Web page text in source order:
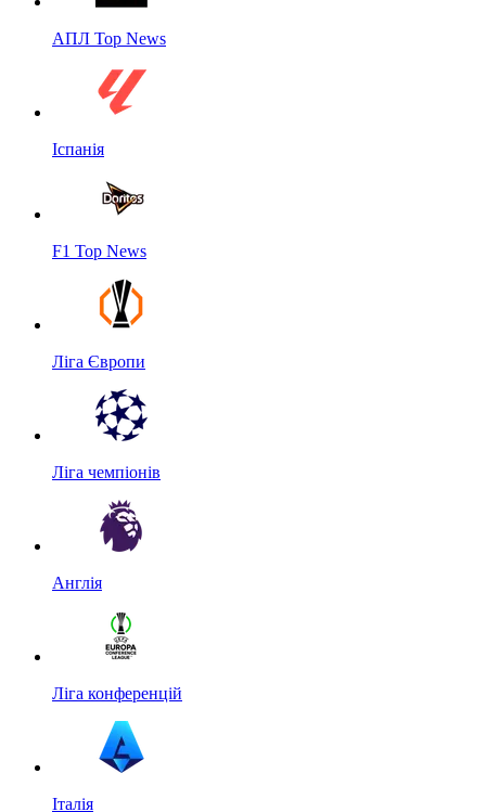
АПЛ Top News
Іспанія
F1 Top News
Ліга Європи
Ліга чемпіонів
Англія
Ліга конференцій
Італія